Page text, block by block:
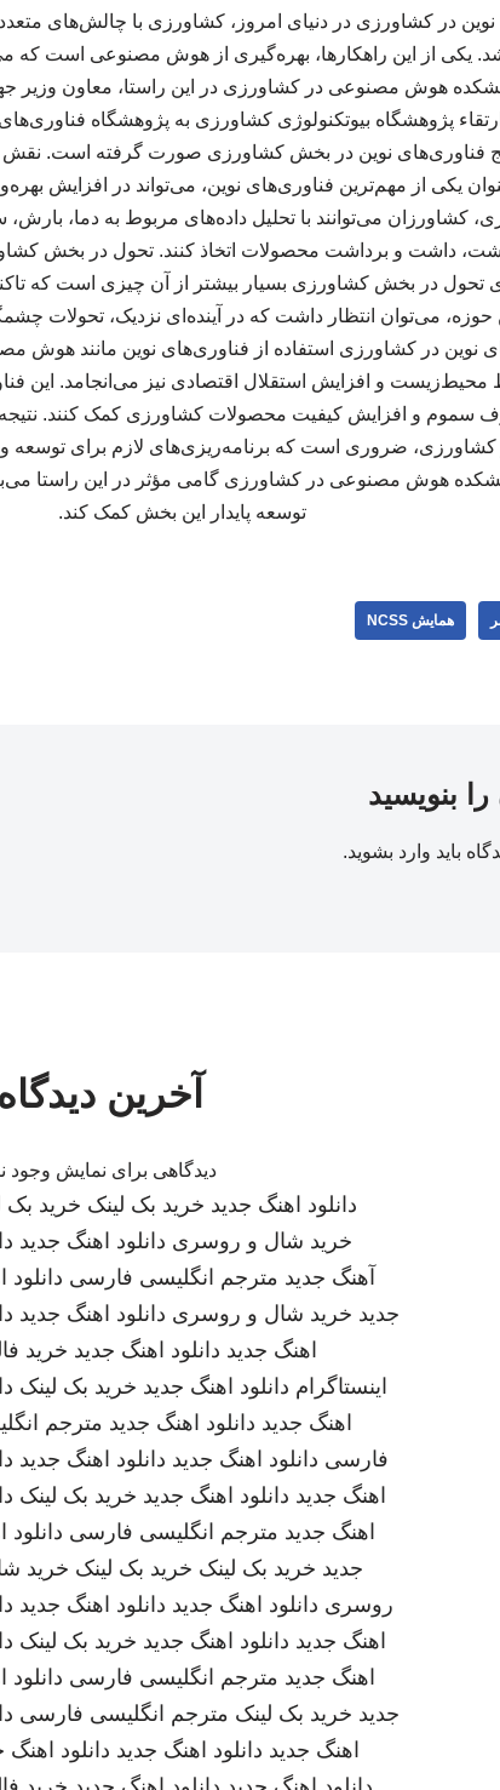
در کشاورزی در دنیای امروز، کشاورزی با چالش‌های
یکی از این راهکارها، بهره‌گیری از هوش مصنوعی است که
هوش مصنوعی در کشاورزی در این راستا، معاون وزیر
پژوهشگاه بیوتکنولوژی کشاورزی به پژوهشگاه فناوری‌های
فناوری‌های نوین در بخش کشاورزی صورت گرفته است.
یکی از مهم‌ترین فناوری‌های نوین، می‌تواند در افزایش
کشاورزان می‌توانند با تحلیل داده‌های مربوط به دما،
داشت و برداشت محصولات اتخاذ کنند. تحول در بخش
در بخش کشاورزی بسیار بیشتر از آن چیزی است که
می‌توان انتظار داشت که در آینده‌ای نزدیک، تحولات
نوین در کشاورزی استفاده از فناوری‌های نوین مانند هوش
و افزایش استقلال اقتصادی نیز می‌انجامد. این
سموم و افزایش کیفیت محصولات کشاورزی کمک کنند.
کشاورزی، ضروری است که برنامه‌ریزی‌های لازم برای توسعه
هوش مصنوعی در کشاورزی گامی مؤثر در این راستا
توسعه پایدار این بخش کمک کند.
همایش NCSS
را بنویسید
باید وارد بشوید.
آخرین
دیدگاهی برای نمایش وجود
دانلود اهنگ جدید خرید بک لینک خرید بک
خرید شال و روسری دانلود اهنگ جدید
آهنگ جدید مترجم انگلیسی فارسی دانلود
جدید خرید شال و روسری دانلود اهنگ جدید
اهنگ جدید دانلود اهنگ جدید خرید
اینستاگرام دانلود اهنگ جدید خرید بک لینک
اهنگ جدید دانلود اهنگ جدید مترجم
فارسی دانلود اهنگ جدید دانلود اهنگ جدید
اهنگ جدید دانلود اهنگ جدید خرید بک لینک
اهنگ جدید مترجم انگلیسی فارسی دانلود
جدید خرید بک لینک خرید بک لینک خرید
روسری دانلود اهنگ جدید دانلود اهنگ جدید
اهنگ جدید دانلود اهنگ جدید خرید بک لینک
اهنگ جدید مترجم انگلیسی فارسی دانلود
جدید خرید بک لینک مترجم انگلیسی فارسی
اهنگ جدید دانلود اهنگ جدید دانلود اهنگ